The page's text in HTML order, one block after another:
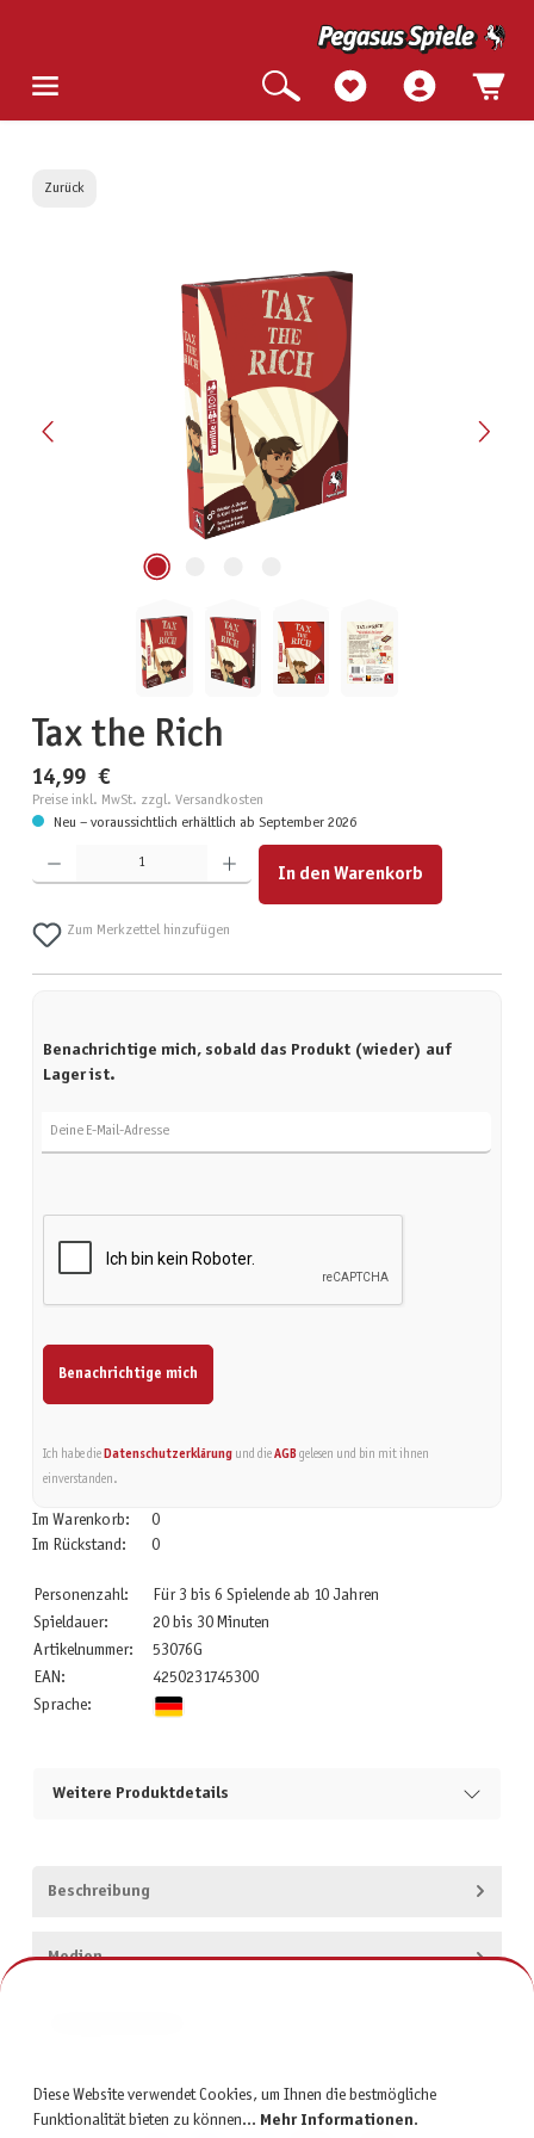
Zurück
Bildergalerie überspringen
Tax the Rich
14,99 €
Preise inkl. MwSt. zzgl. Versandkosten
Neu – voraussichtlich erhältlich ab September 2026
Produkt Anzahl: Gib den gewünschten Wert ein oder benutze die Schaltflächen um die Anzahl zu
In den Warenkorb
Zum Merkzettel hinzufügen
Benachrichtige mich, sobald das Produkt (wieder) auf
Lager ist.
Benachrichtige mich
Ich habe die Datenschutzerklärungund die AGBgelesen und bin mit ihnen
einverstanden.
Im Warenkorb:
0
Im Rückstand:
0
Personenzahl:
Für 3 bis 6 Spielende ab 10 Jahren
Spieldauer:
20 bis 30 Minuten
Artikelnummer:
53076G
EAN:
4250231745300
Sprache:
Weitere Produktdetails
Beschreibung
Medien
Diese Website verwendet Cookies, um Ihnen die bestmögliche
Funktionalität bieten zu können... Mehr Informationen.